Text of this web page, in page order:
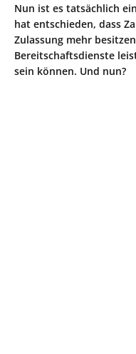
Nun ist es tatsächlich
hat entschieden, dass
Zulassung mehr
Bereitschaftsdienste
sein können. Und nun?